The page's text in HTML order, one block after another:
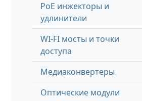
PoE инжекторы и
удлинители
WI-FI мосты и точки
доступа
Медиаконвертеры
Оптические модули